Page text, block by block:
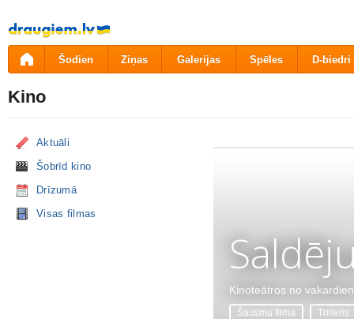
Pāriet
uz
saturu
Šodien Ziņas Galerijas Spēles D-biedri
Kino
Aktuāli
Šobrīd kino
Drīzumā
Visas filmas
Kinoteātros no
Šausmu filma Trilleris